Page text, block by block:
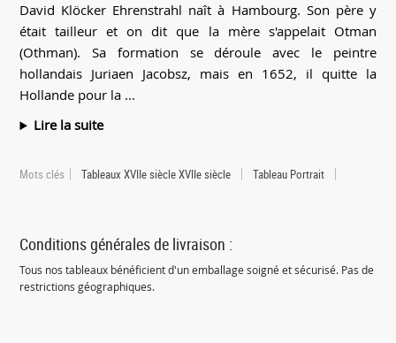
David Klöcker Ehrenstrahl naît à Hambourg. Son père y
était tailleur et on dit que la mère s'appelait Otman
(Othman). Sa formation se déroule avec le peintre
hollandais Juriaen Jacobsz, mais en 1652, il quitte la
Hollande pour la ...
Lire la suite
Mots clés Tableaux XVIIe siècle XVIIe siècle Tableau Portrait
Conditions générales de livraison :
Tous nos tableaux bénéficient d'un emballage soigné et sécurisé. Pas de
restrictions géographiques.